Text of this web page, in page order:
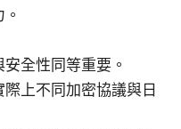
全性同等重要。
上不同加密協議與日